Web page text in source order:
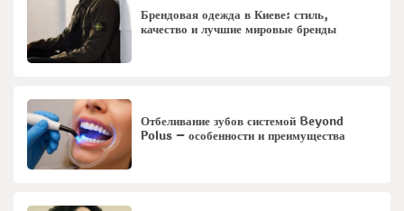
Брендовая одежда в Киеве: стиль,
качество и лучшие мировые бренды
Отбеливание зубов системой Beyond
Polus – особенности и преимущества